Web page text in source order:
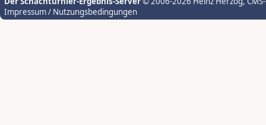
Impressum / Nutzungsbedingungen